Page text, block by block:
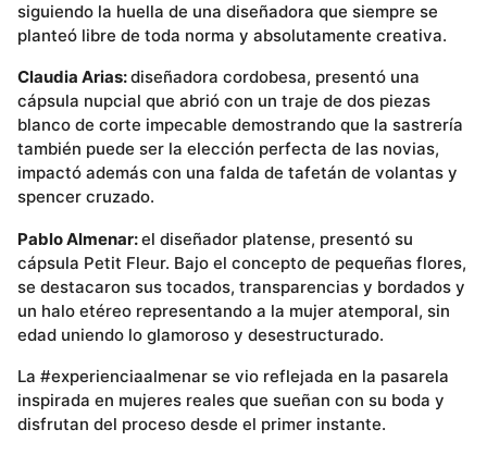
siguiendo la huella de una diseñadora que siempre se
planteó libre de toda norma y absolutamente creativa.
Claudia Arias:diseñadora cordobesa, presentó una
cápsula nupcial que abrió con un traje de dos piezas
blanco de corte impecable demostrando que la sastrería
también puede ser la elección perfecta de las novias,
impactó además con una falda de tafetán de volantas y
spencer cruzado.
Pablo Almenar:el diseñador platense, presentó su
cápsula Petit Fleur. Bajo el concepto de pequeñas flores,
se destacaron sus tocados, transparencias y bordados y
un halo etéreo representando a la mujer atemporal, sin
edad uniendo lo glamoroso y desestructurado.
La #experienciaalmenar se vio reflejada en la pasarela
inspirada en mujeres reales que sueñan con su boda y
disfrutan del proceso desde el primer instante.